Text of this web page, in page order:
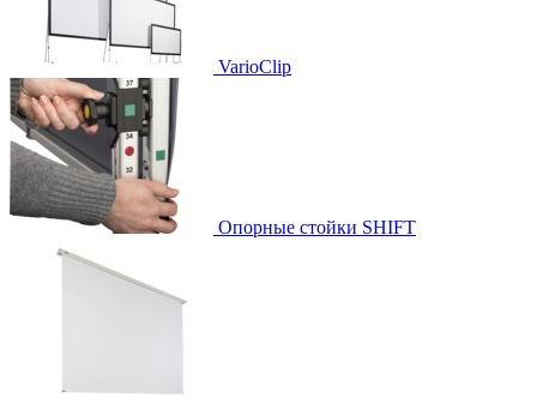
VarioClip
Опорные стойки SHIFT